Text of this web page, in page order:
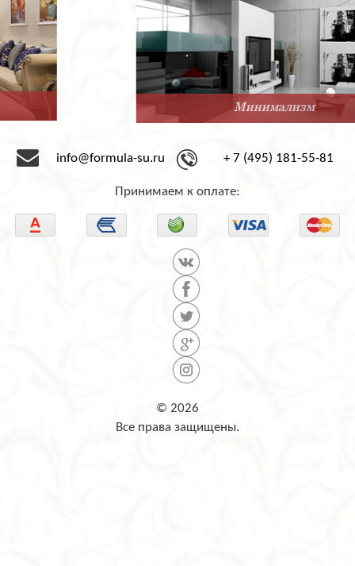
Минимализм
info@formula-su.ru + 7 (495) 181-55-81
Принимаем к оплате:
© 2026
Все права защищены.